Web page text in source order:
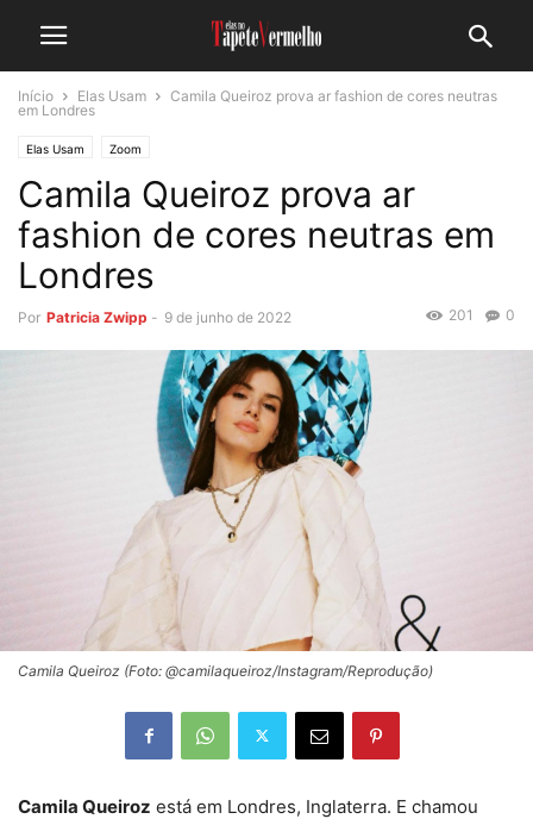
Início Elas Usam
Camila Queiroz prova ar fashion de cores neutras
em Londres
Elas Usam Zoom
Camila Queiroz prova ar
fashion de cores neutras em
Londres
Por Patricia Zwipp - 9 de junho de 2022 0
201
Camila Queiroz (Foto: @camilaqueiroz/Instagram/Reprodução)
Camila Queiroz está em Londres, Inglaterra. E chamou